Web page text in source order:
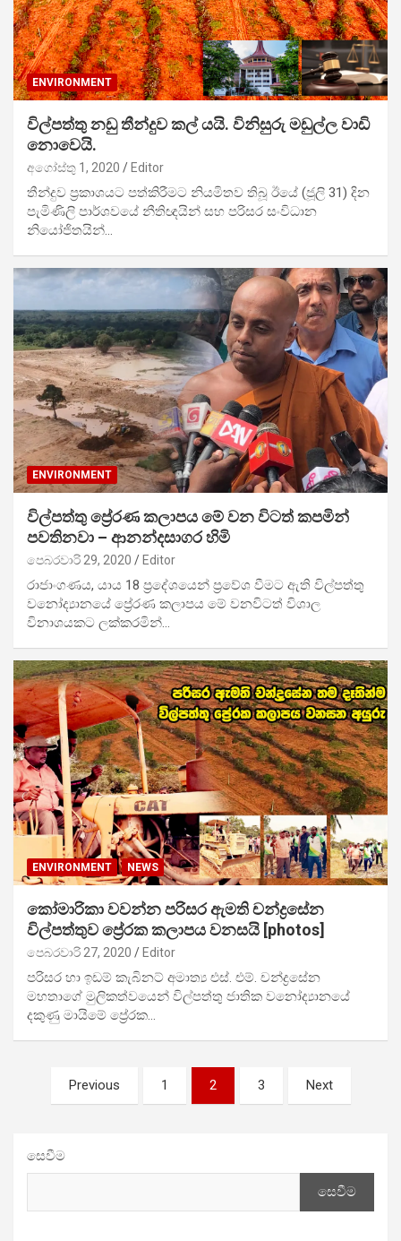
ENVIRONMENT
විල්පත්තු නඩු තීන්දුව කල් යයි. විනිසුරු මඩුල්ල වාඩි
නොවෙයි.
අගෝස්තු 1, 2020 Editor
තීන්දුව ප්‍රකාශයට පත්කිරීමට නියමිතව තිබූ ඊයේ (ජූලි 31) දින
පැමිණිලි පාර්ශවයේ නීතිඥයින් සහ පරිසර සංවිධාන
නියෝජිතයින්…
ENVIRONMENT
විල්පත්තු ප්‍රේරණ කලාපය මේ වන විටත් කපමින්
පවතිනවා – ආනන්දසාගර හිමි
පෙබරවාරි 29, 2020 Editor
රාජාංගණය, යාය 18 ප්‍රදේශයෙන් ප්‍රවේශ වීමට ඇති විල්පත්තු
වනෝද්‍යානයේ ප්‍රේරණ කලාපය මේ වනවිටත් විශාල
විනාශයකට ලක්කරමින්…
ENVIRONMENT NEWS
කෝමාරිකා වවන්න පරිසර ඇමති චන්ද්‍රසේන
විල්පත්තුව ප්‍රේරක කලාපය වනසයි [photos]
පෙබරවාරි 27, 2020 Editor
පරිසර හා ඉඩම් කැබිනට් අමාත්‍ය එස්. එම්. චන්ද්‍රසේන
මහතාගේ මුලිකත්වයෙන් විල්පත්තු ජාතික වනෝද්‍යානයේ
දකුණු මායිමේ ප්‍රේරක…
Posts
pagination
Previous 1 2 3 Next
සෙවීම
සෙවීම